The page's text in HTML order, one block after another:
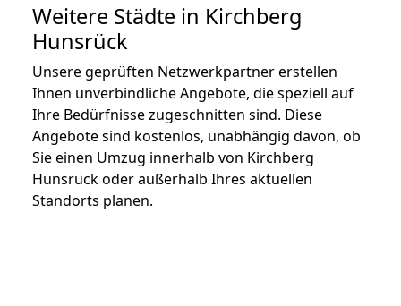
Weitere Städte in Kirchberg
Hunsrück
Unsere geprüften Netzwerkpartner erstellen
Ihnen unverbindliche Angebote, die speziell auf
Ihre Bedürfnisse zugeschnitten sind. Diese
Angebote sind kostenlos, unabhängig davon, ob
Sie einen Umzug innerhalb von Kirchberg
Hunsrück oder außerhalb Ihres aktuellen
Standorts planen.